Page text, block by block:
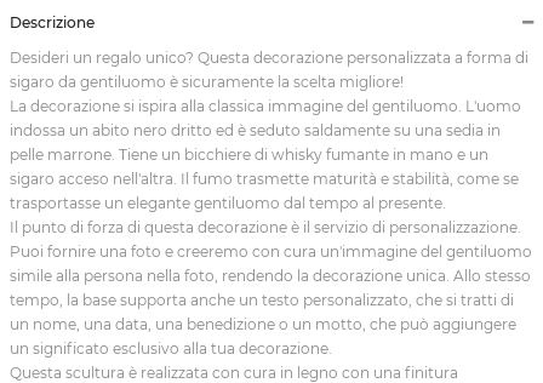
Descrizione
Desideri un regalo unico? Questa decorazione personalizzata a forma di
sigaro da gentiluomo è sicuramente la scelta migliore!
La decorazione si ispira alla classica immagine del gentiluomo. L'uomo
indossa un abito nero dritto ed è seduto saldamente su una sedia in
pelle marrone. Tiene un bicchiere di whisky fumante in mano e un
sigaro acceso nell'altra. Il fumo trasmette maturità e stabilità, come se
trasportasse un elegante gentiluomo dal tempo al presente.
Il punto di forza di questa decorazione è il servizio di personalizzazione.
Puoi fornire una foto e creeremo con cura un'immagine del gentiluomo
simile alla persona nella foto, rendendo la decorazione unica. Allo stesso
tempo, la base supporta anche un testo personalizzato, che si tratti di
un nome, una data, una benedizione o un motto, che può aggiungere
un significato esclusivo alla tua decorazione.
Questa scultura è realizzata con cura in legno con una finitura